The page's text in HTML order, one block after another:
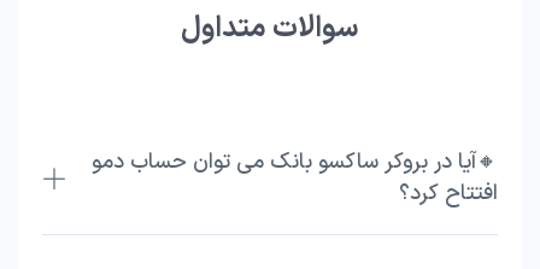
سوالات متداول
🔸آیا در بروکر ساکسو بانک می توان حساب دمو
افتتاح کرد؟